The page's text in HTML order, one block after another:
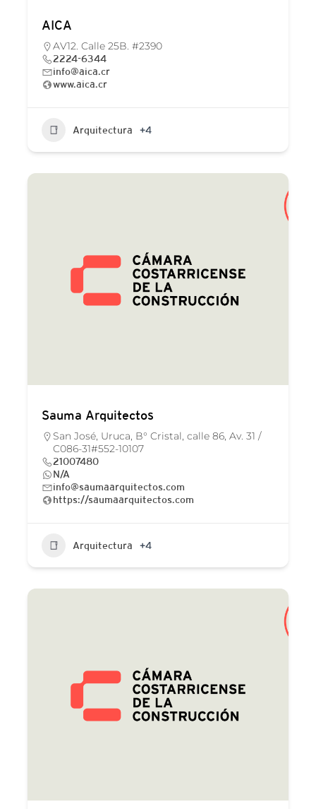
AICA
AV12. Calle 25B. #2390
2224-6344
info@aica.cr
www.aica.cr
Arquitectura +4
Sauma Arquitectos
San José, Uruca, B° Cristal, calle 86, Av. 31 /
C086-31#552-10107
21007480
N/A
info@saumaarquitectos.com
https://saumaarquitectos.com
Arquitectura +4